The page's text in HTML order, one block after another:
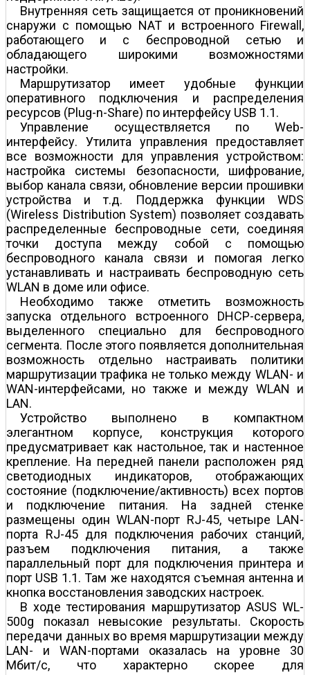
Внутренняя сеть защищается от проникновений
снаружи с помощью NAT и встроенного Firewall,
работающего и с беспроводной сетью и
обладающего широкими возможностями
настройки.
Маршрутизатор имеет удобные функции
оперативного подключения и распределения
ресурсов (Plug-n-Share) по интерфейсу USB 1.1.
Управление осуществляется по Web-
интерфейсу. Утилита управления предоставляет
все возможности для управления устройством:
настройка системы безопасности, шифрование,
выбор канала связи, обновление версии прошивки
устройства и т.д. Поддержка функции WDS
(Wireless Distribution System) позволяет создавать
распределенные беспроводные сети, соединяя
точки доступа между собой с помощью
беспроводного канала связи и помогая легко
устанавливать и настраивать беспроводную сеть
WLAN в доме или офисе.
Необходимо также отметить возможность
запуска отдельного встроенного DHCP-сервера,
выделенного специально для беспроводного
сегмента. После этого появляется дополнительная
возможность отдельно настраивать политики
маршрутизации трафика не только между WLAN- и
WAN-интерфейсами, но также и между WLAN и
LAN.
Устройство выполнено в компактном
элегантном корпусе, конструкция которого
предусматривает как настольное, так и настенное
крепление. На передней панели расположен ряд
светодиодных индикаторов, отображающих
состояние (подключение/активность) всех портов
и подключение питания. На задней стенке
размещены один WLAN-порт RJ-45, четыре LAN-
порта RJ-45 для подключения рабочих станций,
разъем подключения питания, а также
параллельный порт для подключения принтера и
порт USB 1.1. Там же находятся съемная антенна и
кнопка восстановления заводских настроек.
В ходе тестирования маршрутизатор ASUS WL-
500g показал невысокие результаты. Скорость
передачи данных во время маршрутизации между
LAN- и WAN-портами оказалась на уровне 30
Мбит/c, что характерно скорее для